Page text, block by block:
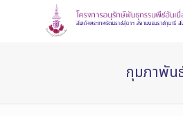
กุมภาพัน